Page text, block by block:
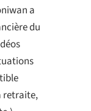
a
du
retraite,